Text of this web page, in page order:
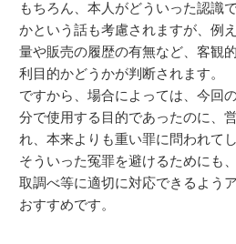
もちろん、本人がどういった認識
かという話も考慮されますが、例
量や販売の履歴の有無など、客観
利目的かどうかが判断されます。
ですから、場合によっては、今回
分で使用する目的であったのに、
れ、本来よりも重い罪に問われて
そういった冤罪を避けるためにも
取調べ等に適切に対応できるよう
おすすめです。